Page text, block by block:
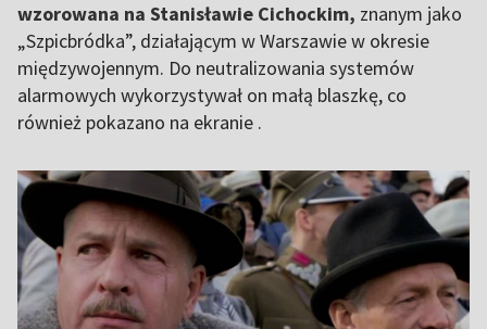
wzorowana na Stanisławie Cichockim, znanym jako
„Szpicbródka”, działającym w Warszawie w okresie
międzywojennym. Do neutralizowania systemów
alarmowych wykorzystywał on małą blaszkę, co
również pokazano na ekranie .